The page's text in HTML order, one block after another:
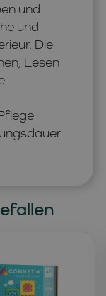
und
und
Die
Lesen